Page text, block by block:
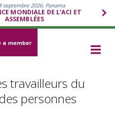
septembre 2026, Panama
MONDIALE DE L’ACI ET
ASSEMBLÉES
a member
travailleurs du
personnes